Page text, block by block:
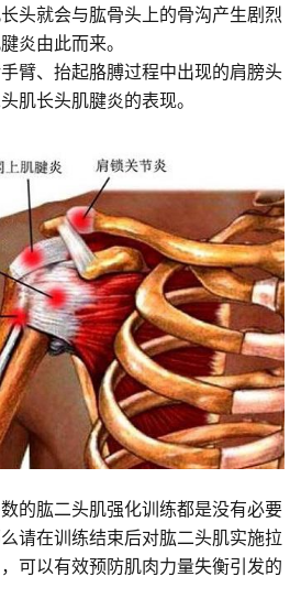
头就会与肱骨头上的骨沟产生剧烈
炎由此而来。
臂、抬起胳膊过程中出现的肩膀头
肌长头肌腱炎的表现。
的肱二头肌强化训练都是没有必要
请在训练结束后对肱二头肌实施拉
可以有效预防肌肉力量失衡引发的